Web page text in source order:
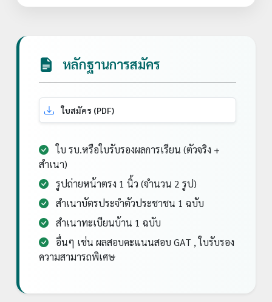
หลักฐานการสมัคร
ใบสมัคร (PDF)
ใบ รบ.หรือใบรับรองผลการเรียน (ตัวจริง +
สำเนา)
รูปถ่ายหน้าตรง 1 นิ้ว (จำนวน 2 รูป)
สำเนาบัตรประจำตัวประชาชน 1 ฉบับ
สำเนาทะเบียนบ้าน 1 ฉบับ
อื่นๆ เช่น ผลสอบคะแนนสอบ GAT , ใบรับรอง
ความสามารถพิเศษ